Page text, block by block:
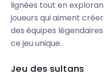
lignées tout en
joueurs qui aiment
des équipes
ce jeu unique.
Jeu des sultans